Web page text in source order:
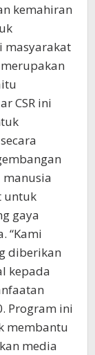
kemahiran
masyarakat
CSR ini
untuk
gaya
“Kami
diberikan
kepada
Program ini
membantu
media